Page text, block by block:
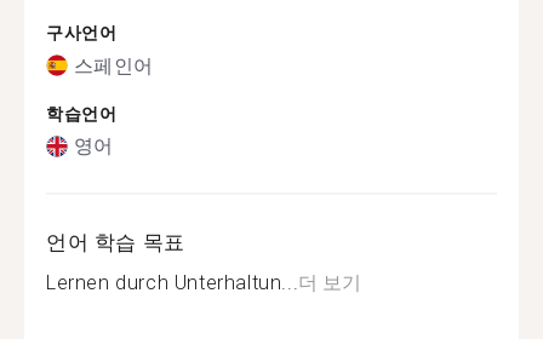
구사언어
스페인어
학습언어
영어
언어 학습 목표
Lernen durch Unterhaltun...더 보기